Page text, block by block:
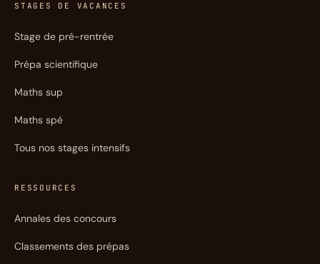
STAGES DE VACANCES
Stage de pré-rentrée
Prépa scientifique
Maths sup
Maths spé
Tous nos stages intensifs
RESSOURCES
Annales des concours
Classements des prépas